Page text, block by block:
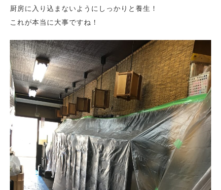
厨房に入り込まないようにしっかりと養生！
これが本当に大事ですね！